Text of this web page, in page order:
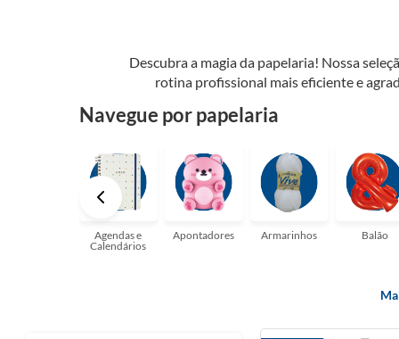
Descubra a magia da papelaria! Nossa
rotina profissional mais eficiente e
perfeito para suas
Navegue por papelaria
Agendas e
Calendários
Apontadores Armarinhos Balão